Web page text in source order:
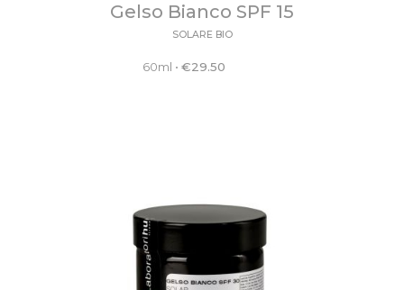
Gelso Bianco SPF 15
SOLARE BIO
60ml • €29.50